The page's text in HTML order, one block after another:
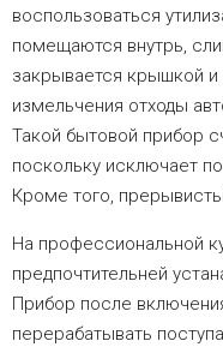
воспользоваться
помещаются внутрь,
закрывается крышкой
измельчения отходы
Такой бытовой прибор
поскольку исключает
Кроме того,
На профессиональной
предпочтительней
Прибор после
перерабатывать